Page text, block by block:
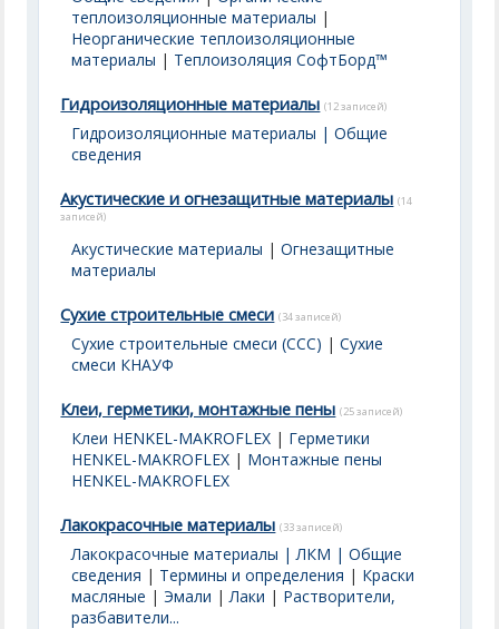
теплоизоляционные материалы |
Неорганические теплоизоляционные
материалы | Теплоизоляция СофтБорд™
Гидроизоляционные материалы (12 записей)
Гидроизоляционные материалы | Общие
сведения
Акустические и огнезащитные материалы (14
записей)
Акустические материалы |Огнезащитные
материалы
Сухие строительные смеси (34 записей)
Сухие строительные смеси (ССС) |Сухие
смеси КНАУФ
Клеи, герметики, монтажные пены (25 записей)
Клеи HENKEL-MAKROFLEX | Герметики
HENKEL-MAKROFLEX | Монтажные пены
HENKEL-MAKROFLEX
Лакокрасочные материалы (33 записей)
Лакокрасочные материалы | ЛКМ | Общие
сведения | Термины и определения | Краски
масляные |Эмали |Лаки | Растворители,
разбавители...